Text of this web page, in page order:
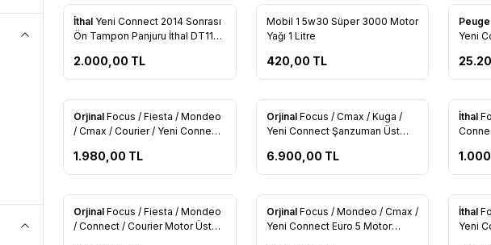
Yeni
Favorilere Ekle
İthal Yeni Connect 2014 Sonrası
Ön Tampon Panjuru İthal DT11
2.000,00 TL
Yeni
Favorilere Ekle
Mobil 1 5w30 Süper 3000 Motor
Yağı 1 Litre
420,00 TL
Yeni
Yeni
Favorilere Ekle
Orjinal Focus / Fiesta / Mondeo
/ Cmax / Courier / Yeni Connect
12A343 CA)
1.980,00 TL
Favorilere Ekle
Tükendi
Orjinal Focus / Cmax / Kuga /
Yeni Connect Şanzuman Üst
6.900,00 TL
Tükendi
İthal
Favorilere Ekle
Tükendi
Orjinal Focus / Fiesta / Mondeo
/ Connect / Courier Motor Üstü
Favorilere Ekle
Orjinal Focus / Mondeo / Cmax /
Yeni Connect Euro 5 Motor
İthal
Yeni